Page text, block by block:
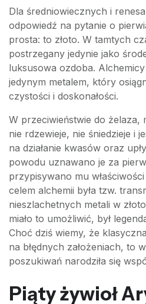
Dla średniowiecznych i
odpowiedź na pytanie o
prosta: to złoto. W tamtych
postrzegany jedynie jako
luksusowa ozdoba.
jedynym metalem, który
czystości i doskonałości.
W przeciwieństwie do żelaza,
nie rdzewieje, nie śniedzieje i
na działanie kwasów oraz
powodu uznawano je za
przypisywano mu
celem alchemii była tzw.
nieszlachetnych metali w
miało to umożliwić, był
Choć dziś wiemy, że
na błędnych założeniach, to
poszukiwań narodziła się
Piąty żywioł